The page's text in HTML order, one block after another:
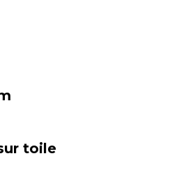
toile